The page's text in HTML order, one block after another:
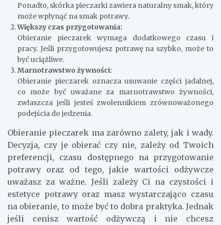
Ponadto, skórka pieczarki zawiera naturalny smak, który
może wpłynąć na smak potrawy.
Większy czas przygotowania:
Obieranie pieczarek wymaga dodatkowego czasu i
pracy. Jeśli przygotowujesz potrawę na szybko, może to
być uciążliwe.
Marnotrawstwo żywności:
Obieranie pieczarek oznacza usuwanie części jadalnej,
co może być uważane za marnotrawstwo żywności,
zwłaszcza jeśli jesteś zwolennikiem zrównoważonego
podejścia do jedzenia.
Obieranie pieczarek ma zarówno zalety, jak i wady.
Decyzja, czy je obierać czy nie, zależy od Twoich
preferencji, czasu dostępnego na przygotowanie
potrawy oraz od tego, jakie wartości odżywcze
uważasz za ważne. Jeśli zależy Ci na czystości i
estetyce potrawy oraz masz wystarczająco czasu
na obieranie, to może być to dobra praktyka. Jednak
jeśli cenisz wartość odżywczą i nie chcesz